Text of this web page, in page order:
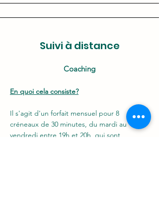
Suivi à distance
Coaching
En quoi cela consiste?
Il s'agit d'un forfait mensuel pour 8
créneaux de 30 minutes, du mardi au
vendredi entre 19h et 20h, qui sont